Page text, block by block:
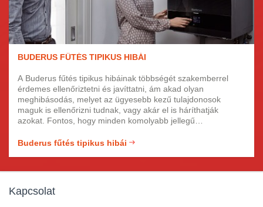
BUDERUS FŰTÉS TIPIKUS HIBÁI
A Buderus fűtés tipikus hibáinak többségét szakemberrel
érdemes ellenőriztetni és javíttatni, ám akad olyan
meghibásodás, melyet az ügyesebb kezű tulajdonosok
maguk is ellenőrizni tudnak, vagy akár el is háríthatják
azokat. Fontos, hogy minden komolyabb jellegű
esetben nagyobb hibát idézhetünk elő a már meglévőnél és
Buderus fűtés tipikus hibái
Kapcsolat